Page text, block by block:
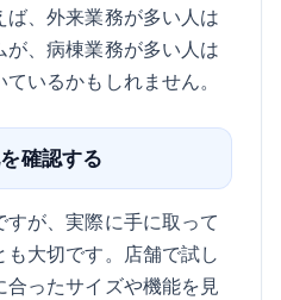
、外来業務が多い人は
、病棟業務が多い人は
いるかもしれません。
確認する
が、実際に手に取って
大切です。店舗で試し
ったサイズや機能を見